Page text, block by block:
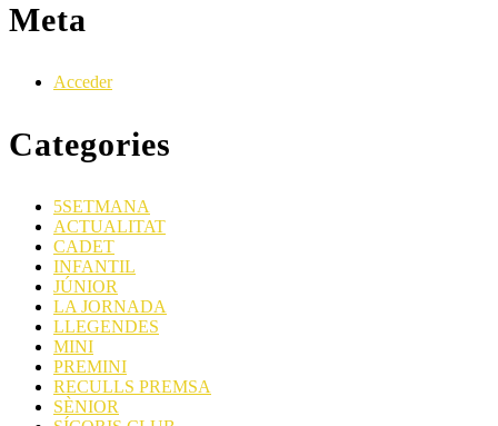
Meta
Acceder
Categories
5SETMANA
ACTUALITAT
CADET
INFANTIL
JÚNIOR
LA JORNADA
LLEGENDES
MINI
PREMINI
RECULLS PREMSA
SÈNIOR